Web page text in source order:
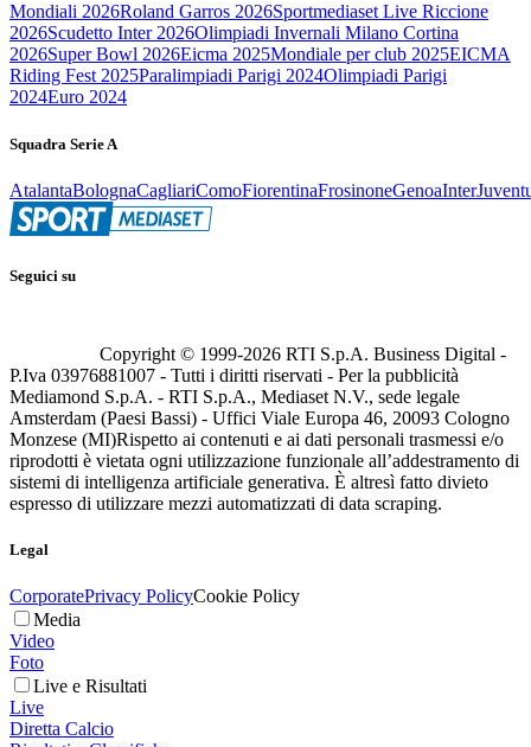
Mondiali 2026Roland Garros 2026Sportmediaset Live Riccione
2026Scudetto Inter 2026Olimpiadi Invernali Milano Cortina
2026Super Bowl 2026Eicma 2025Mondiale per club 2025EICMA
Riding Fest 2025Paralimpiadi Parigi 2024Olimpiadi Parigi
2024Euro 2024
Squadra Serie A
AtalantaBolognaCagliariComoFiorentinaFrosinoneGenoaInter
Seguici su
Copyright © 1999-2026 RTI S.p.A. Business Digital -
P.Iva 03976881007 - Tutti i diritti riservati - Per la pubblicità
Mediamond S.p.A. - RTI S.p.A., Mediaset N.V., sede legale
Amsterdam (Paesi Bassi) - Uffici Viale Europa 46, 20093 Cologno
Monzese (MI)Rispetto ai contenuti e ai dati personali trasmessi e/o
riprodotti è vietata ogni utilizzazione funzionale all’addestramento di
sistemi di intelligenza artificiale generativa. È altresì fatto divieto
espresso di utilizzare mezzi automatizzati di data scraping.
Legal
CorporatePrivacy PolicyCookie Policy
Media
Video
Foto
Live e Risultati
Live
Diretta Calcio